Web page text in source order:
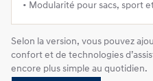
• Modularité pour sacs, sport
Selon la version, vous pouvez
confort et de technologies
encore plus simple au quotidien.